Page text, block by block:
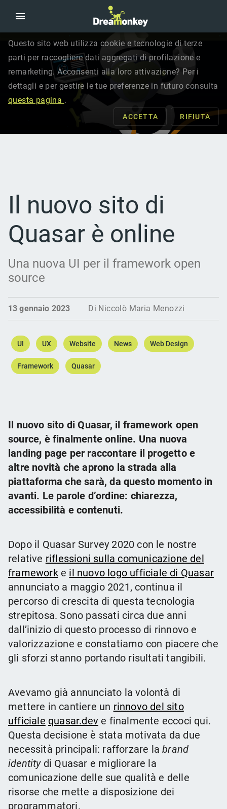
Questo sito web utilizza cookie e tecnologie di terze
parti per raccogliere dati aggregati di profilazione e
remarketing. Acconsenti alla loro attivazione? Per i
dettagli e per gestire le tue preferenze in futuro consulta
questa pagina .
ACCETTA RIFIUTA
Il nuovo sito di
Quasar è online
Una nuova UI per il framework open
source
13 gennaio 2023 Di Niccolò Maria Menozzi
UI UX Website News Web Design
Framework Quasar
Il nuovo sito di Quasar, il framework open
source, è finalmente online. Una nuova
landing page per raccontare il progetto e
altre novità che aprono la strada alla
piattaforma che sarà, da questo momento in
avanti. Le parole d’ordine: chiarezza,
accessibilità e contenuti.
Dopo il Quasar Survey 2020 con le nostre
relative riflessioni sulla comunicazione del
frameworke il nuovo logo ufficiale di Quasar
annunciato a maggio 2021, continua il
percorso di crescita di questa tecnologia
strepitosa. Sono passati circa due anni
dall’inizio di questo processo di rinnovo e
valorizzazione e constatiamo con piacere che
gli sforzi stanno portando risultati tangibili.
Avevamo già annunciato la volontà di
mettere in cantiere un rinnovo del sito
ufficiale quasar.dev e finalmente eccoci qui.
Questa decisione è stata motivata da due
necessità principali: rafforzare labrand
identitydi Quasar e migliorare la
comunicazione delle sue qualità e delle
risorse che mette a disposizione dei
programmatori.